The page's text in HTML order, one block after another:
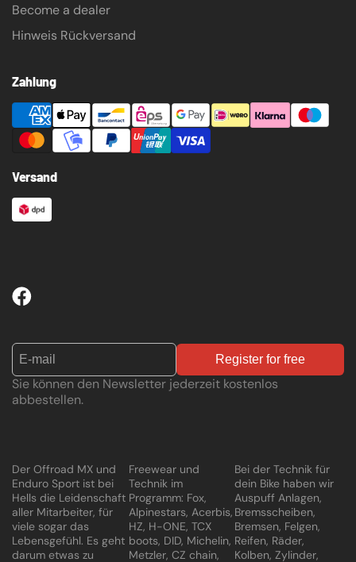
Become a dealer
Hinweis Rückversand
Zahlung
Versand
Register for free
Sie können den Newsletter jederzeit kostenlos
abbestellen.
Der Offroad MX und
Enduro Sport ist bei
Hells die Leidenschaft
aller Mitarbeiter, für
viele sogar das
Lebensgefühl. Es geht
darum etwas zu
Freewear und
Technik im
Programm: Fox,
Alpinestars, Acerbis,
HZ, H-ONE, TCX
boots, DID, Michelin,
Metzler, CZ chain,
Bei der Technik für
dein Bike haben wir
Auspuff Anlagen,
Bremsscheiben,
Bremsen, Felgen,
Reifen, Räder,
Kolben, Zylinder,